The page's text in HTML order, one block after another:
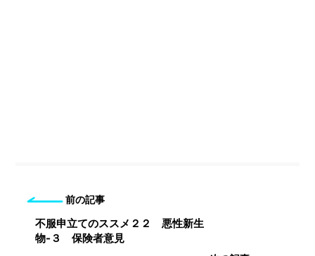
前の記事
不服申立てのススメ２２ 悪性新生
物-３ 保険者意見